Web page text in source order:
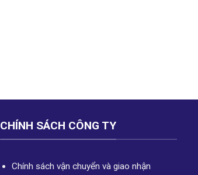
CHÍNH SÁCH CÔNG TY
Chính sách vận chuyển và giao nhận